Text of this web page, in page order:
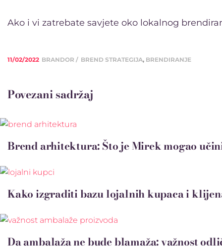
Ako i vi zatrebate savjete oko lokalnog
11/02/2022 BRANDOR BREND STRATEGIJA, BRENDIRANJE
Povezani sadržaj
Brend arhitektura: Što je Mirek mogao
Kako izgraditi bazu lojalnih kupaca i
Da ambalaža ne bude blamaža: važnost